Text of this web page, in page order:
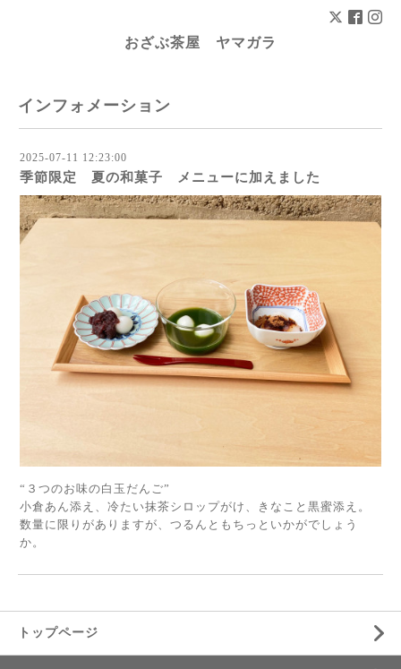
おざぶ茶屋 ヤマガラ
インフォメーション
2025-07-11 12:23:00
季節限定 夏の和菓子 メニューに加えました
“３つのお味の白玉だんご”
小倉あん添え、冷たい抹茶シロップがけ、きなこと黒蜜添え。
数量に限りがありますが、つるんともちっといかがでしょう
か。
トップページ